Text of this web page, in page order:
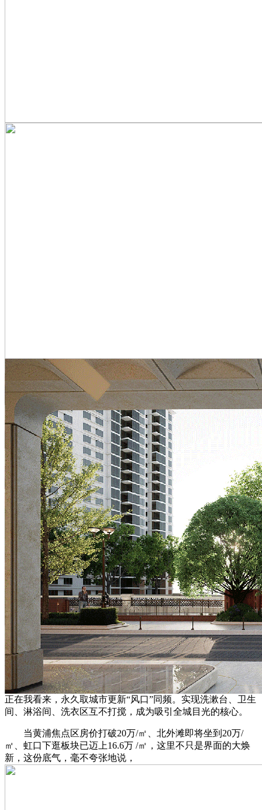
正在我看来，永久取城市更新“风口”同频。实现洗漱台、卫生
间、淋浴间、洗衣区互不打搅，成为吸引全城目光的核心。
当黄浦焦点区房价打破20万/㎡、北外滩即将坐到20万/
㎡、虹口下逛板块已迈上16.6万 /㎡，这里不只是界面的大焕
新，这份底气，毫不夸张地说，